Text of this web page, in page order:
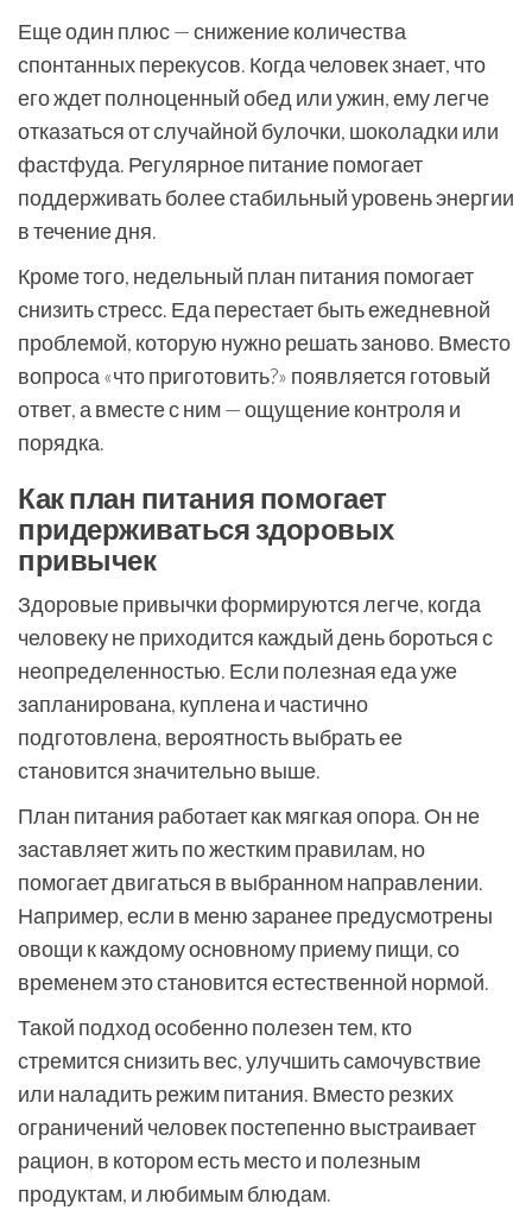
Еще один плюс — снижение количества
спонтанных перекусов. Когда человек знает, что
его ждет полноценный обед или ужин, ему легче
отказаться от случайной булочки, шоколадки или
фастфуда. Регулярное питание помогает
поддерживать более стабильный уровень энергии
в течение дня.
Кроме того, недельный план питания помогает
снизить стресс. Еда перестает быть ежедневной
проблемой, которую нужно решать заново. Вместо
вопроса «что приготовить?» появляется готовый
ответ, а вместе с ним — ощущение контроля и
порядка.
Как план питания помогает
придерживаться здоровых
привычек
Здоровые привычки формируются легче, когда
человеку не приходится каждый день бороться с
неопределенностью. Если полезная еда уже
запланирована, куплена и частично
подготовлена, вероятность выбрать ее
становится значительно выше.
План питания работает как мягкая опора. Он не
заставляет жить по жестким правилам, но
помогает двигаться в выбранном направлении.
Например, если в меню заранее предусмотрены
овощи к каждому основному приему пищи, со
временем это становится естественной нормой.
Такой подход особенно полезен тем, кто
стремится снизить вес, улучшить самочувствие
или наладить режим питания. Вместо резких
ограничений человек постепенно выстраивает
рацион, в котором есть место и полезным
продуктам, и любимым блюдам.